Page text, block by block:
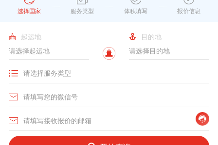
选择国家 服务类型 体积填写 报价信息
起运地 目的地